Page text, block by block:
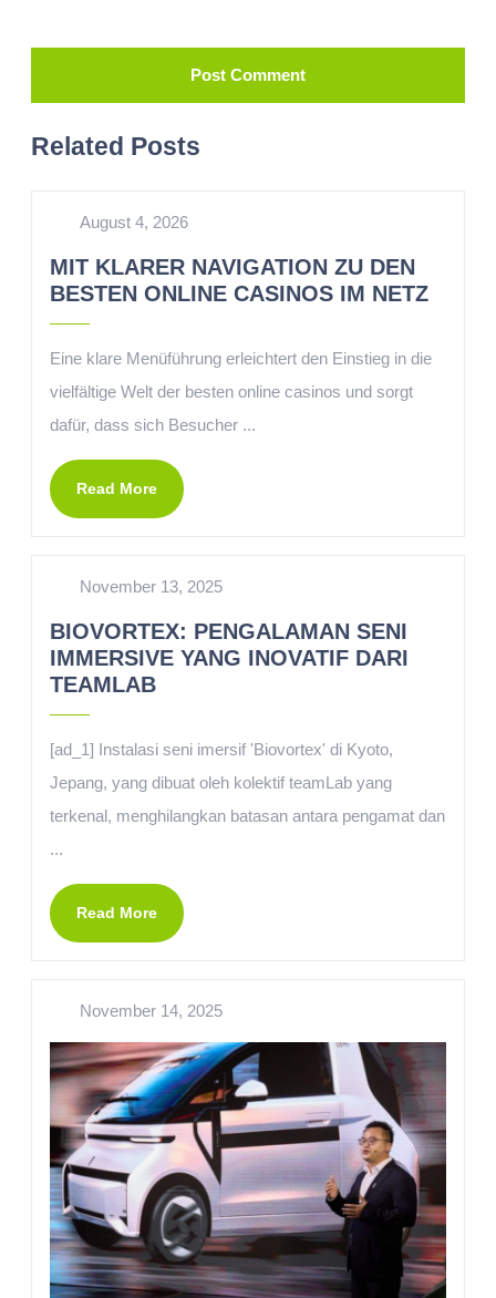
Related Posts
August 4, 2026
MIT KLARER NAVIGATION ZU DEN
BESTEN ONLINE CASINOS IM NETZ
Eine klare Menüführung erleichtert den Einstieg in die
vielfältige Welt der besten online casinos und sorgt
dafür, dass sich Besucher ...
Read More
November 13, 2025
BIOVORTEX: PENGALAMAN SENI
IMMERSIVE YANG INOVATIF DARI
TEAMLAB
[ad_1] Instalasi seni imersif 'Biovortex' di Kyoto,
Jepang, yang dibuat oleh kolektif teamLab yang
terkenal, menghilangkan batasan antara pengamat dan
...
Read More
November 14, 2025